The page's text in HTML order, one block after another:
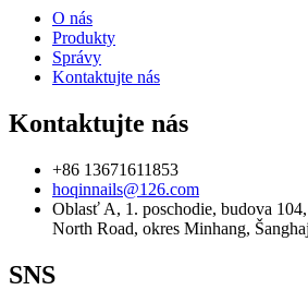
O nás
Produkty
Správy
Kontaktujte nás
Kontaktujte nás
+86 13671611853
hoqinnails@126.com
Oblasť A, 1. poschodie, budova
North Road, okres Minhang, Šanghaj
SNS